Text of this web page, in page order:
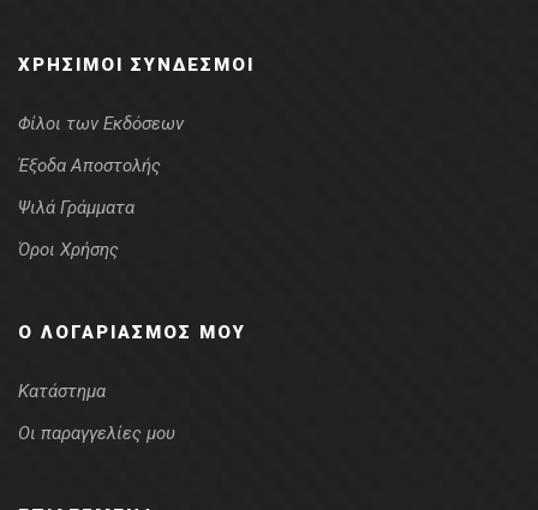
ΧΡΉΣΙΜΟΙ ΣΎΝΔΕΣΜΟΙ
Φίλοι των Εκδόσεων
Έξοδα Αποστολής
Ψιλά Γράμματα
Όροι Χρήσης
Ο ΛΟΓΑΡΙΑΣΜΌΣ ΜΟΥ
Κατάστημα
Οι παραγγελίες μου